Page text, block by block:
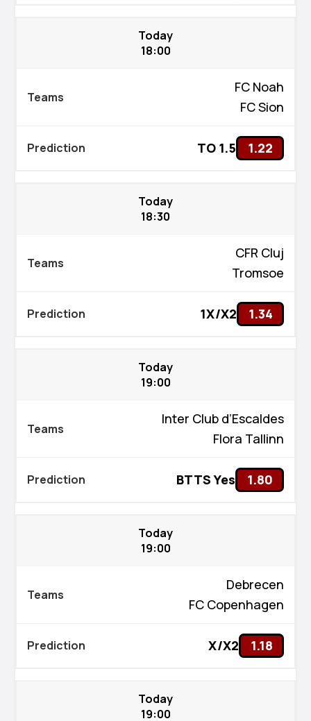
Today
18:00
FC Noah
FC Sion
TO 1.5 1.22
Today
18:30
CFR Cluj
Tromsoe
1X/X2 1.34
Today
19:00
Inter Club d’Escaldes
Flora Tallinn
BTTS Yes 1.80
Today
19:00
Debrecen
FC Copenhagen
X/X2 1.18
Today
19:00